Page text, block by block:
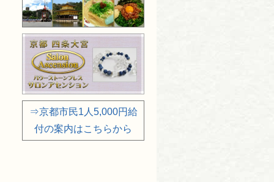
⇒京都市民1人5,000円給
付の案内はこちらから